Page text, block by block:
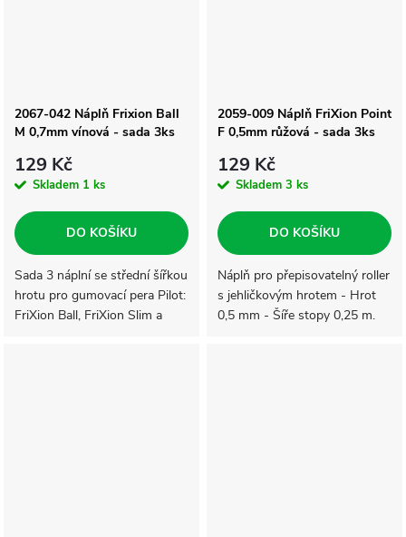
2067-042 Náplň Frixion Ball
M 0,7mm vínová - sada 3ks
129 Kč
Skladem 1 ks
DO KOŠÍKU
Sada 3 náplní se střední šířkou
hrotu pro gumovací pera Pilot:
FriXion Ball, FriXion Slim a
2059-009 Náplň FriXion Point
F 0,5mm růžová - sada 3ks
129 Kč
Skladem 3 ks
DO KOŠÍKU
Náplň pro přepisovatelný roller
s jehličkovým hrotem - Hrot
0,5 mm - Šíře stopy 0,25 m.